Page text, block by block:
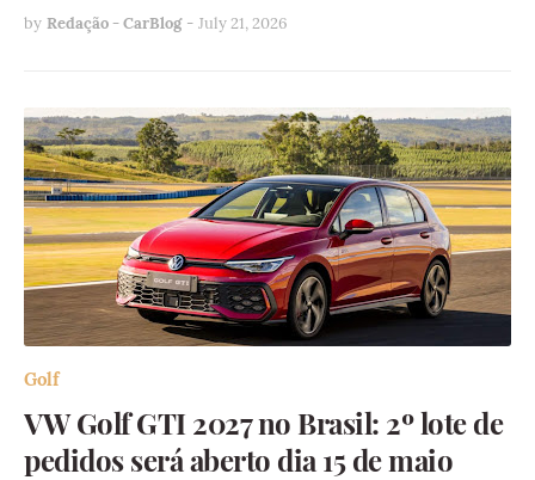
by Redação - CarBlog - July 21, 2026
Golf
VW Golf GTI 2027 no Brasil: 2º lote de
pedidos será aberto dia 15 de maio